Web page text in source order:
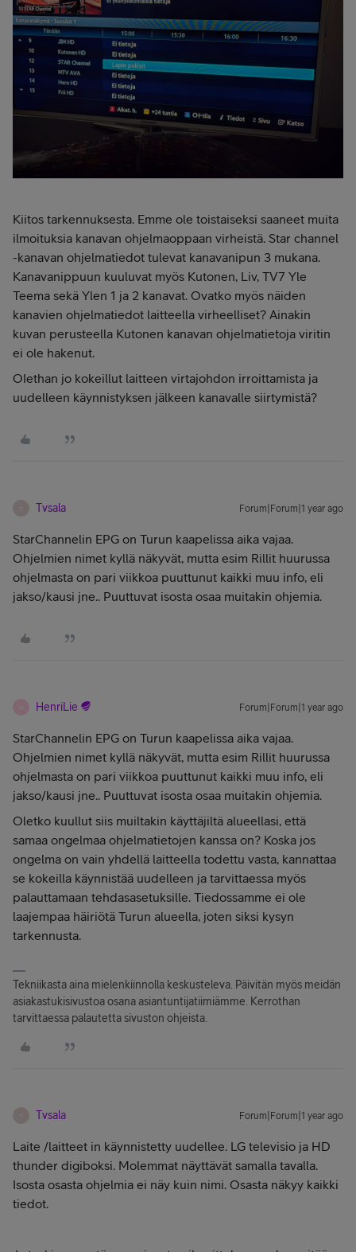
Kiitos tarkennuksesta. Emme ole toistaiseksi saaneet muita
ilmoituksia kanavan ohjelmaoppaan virheistä. Star channel
-kanavan ohjelmatiedot tulevat kanavanipun 3 mukana.
Kanavanippuun kuuluvat myös Kutonen, Liv, TV7 Yle
Teema sekä Ylen 1 ja 2 kanavat. Ovatko myös näiden
kanavien ohjelmatiedot laitteella virheelliset? Ainakin
kuvan perusteella Kutonen kanavan ohjelmatietoja viritin
ei ole hakenut.
OIethan jo kokeillut laitteen virtajohdon irroittamista ja
uudelleen käynnistyksen jälkeen kanavalle siirtymistä?
Tvsala Forum|Forum|1 year ago
StarChannelin EPG on Turun kaapelissa aika vajaa.
Ohjelmien nimet kyllä näkyvät, mutta esim Rillit huurussa
ohjelmasta on pari viikkoa puuttunut kaikki muu info, eli
jakso/kausi jne.. Puuttuvat isosta osaa muitakin ohjemia.
HenriLie Forum|Forum|1 year ago
StarChannelin EPG on Turun kaapelissa aika vajaa.
Ohjelmien nimet kyllä näkyvät, mutta esim Rillit huurussa
ohjelmasta on pari viikkoa puuttunut kaikki muu info, eli
jakso/kausi jne.. Puuttuvat isosta osaa muitakin ohjemia.
Oletko kuullut siis muiltakin käyttäjiltä alueellasi, että
samaa ongelmaa ohjelmatietojen kanssa on? Koska jos
ongelma on vain yhdellä laitteella todettu vasta, kannattaa
se kokeilla käynnistää uudelleen ja tarvittaessa myös
palauttamaan tehdasasetuksille. Tiedossamme ei ole
laajempaa häiriötä Turun alueella, joten siksi kysyn
tarkennusta.
Tekniikasta aina mielenkiinnolla keskusteleva. Päivitän myös meidän
asiakastukisivustoa osana asiantuntijatiimiämme. Kerrothan
tarvittaessa palautetta sivuston ohjeista.
Tvsala Forum|Forum|1 year ago
Laite /laitteet in käynnistetty uudellee. LG televisio ja HD
thunder digiboksi. Molemmat näyttävät samalla tavalla.
Isosta osasta ohjelmia ei näy kuin nimi. Osasta näkyy kaikki
tiedot.